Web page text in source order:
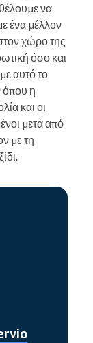
να
ένα μέλλον
χώρο της
όσο και
αυτό το
όπου η
και οι
μετά από
με τη